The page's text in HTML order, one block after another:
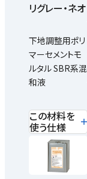
リグレー・ネオ
下地調整用ポリ
マーセメントモ
ルタル SBR系混
和液
この材料を
使う仕様